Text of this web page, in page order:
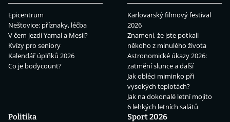
Epicentrum
Neštovice: příznaky, léčba
V čem jezdí Yamal a Mesii?
Kvízy pro seniory
Kalendář úplňků 2026
Co je bodycount?
Karlovarský filmový festival
2026
Znamení, že jste potkali
někoho z minulého života
Astronomické úkazy 2026:
zatmění slunce a další
Jak obléci miminko při
vysokých teplotách?
Jak na dokonalé letní mojito
6 lehkých letních salátů
Politika
Sport 2026